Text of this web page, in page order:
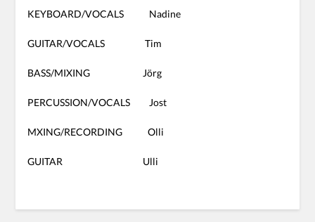
KEYBOARD/VOCALS Nadine
GUITAR/VOCALS Tim
BASS/MIXING Jörg
PERCUSSION/VOCALS Jost
MXING/RECORDING Olli
GUITAR Ulli